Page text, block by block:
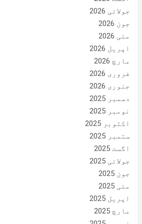
جولائی 2026
جون 2026
مئی 2026
اپریل 2026
مارچ 2026
فروری 2026
جنوری 2026
دسمبر 2025
نومبر 2025
اکتوبر 2025
ستمبر 2025
اگست 2025
جولائی 2025
جون 2025
مئی 2025
اپریل 2025
مارچ 2025